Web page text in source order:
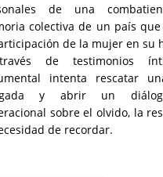
de una
colectiva de un país
de la mujer en su
de testimonios
intenta rescatar
y abrir un
sobre el olvido, la
de recordar.